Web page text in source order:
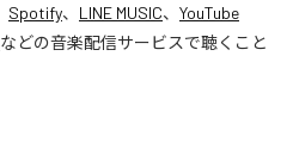
Spotify、 LINE MUSIC、 YouTube
などの音楽配信サービスで聴くこと